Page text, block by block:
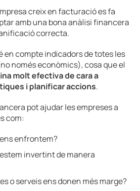
creix en facturació es fa
amb una bona anàlisi financera
correcta.
en compte indicadors de totes les
només econòmics), cosa que el
molt efectiva de cara a
i planificar accions.
pot ajudar les empreses a
com:
enfrontem?
invertint de manera
o serveis ens donen més marge?